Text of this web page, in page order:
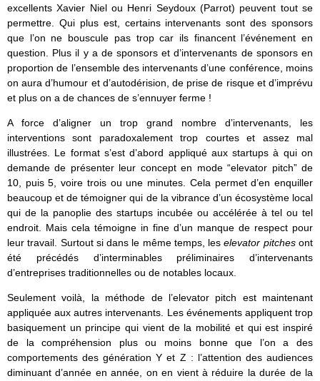
excellents Xavier Niel ou Henri Seydoux (Parrot) peuvent tout se
permettre. Qui plus est, certains intervenants sont des sponsors
que l’on ne bouscule pas trop car ils financent l’événement en
question. Plus il y a de sponsors et d’intervenants de sponsors en
proportion de l’ensemble des intervenants d’une conférence, moins
on aura d’humour et d’autodérision, de prise de risque et d’imprévu
et plus on a de chances de s’ennuyer ferme !
A force d’aligner un trop grand nombre d’intervenants, les
interventions sont paradoxalement trop courtes et assez mal
illustrées. Le format s’est d’abord appliqué aux startups à qui on
demande de présenter leur concept en mode “elevator pitch” de
10, puis 5, voire trois ou une minutes. Cela permet d’en enquiller
beaucoup et de témoigner qui de la vibrance d’un écosystème local
qui de la panoplie des startups incubée ou accélérée à tel ou tel
endroit. Mais cela témoigne in fine d’un manque de respect pour
leur travail. Surtout si dans le même temps, leselevator pitchesont
été précédés d’interminables préliminaires d’intervenants
d’entreprises traditionnelles ou de notables locaux.
Seulement voilà, la méthode de l’elevator pitch est maintenant
appliquée aux autres intervenants. Les événements appliquent trop
basiquement un principe qui vient de la mobilité et qui est inspiré
de la compréhension plus ou moins bonne que l’on a des
comportements des génération Y et Z : l’attention des audiences
diminuant d’année en année, on en vient à réduire la durée de la